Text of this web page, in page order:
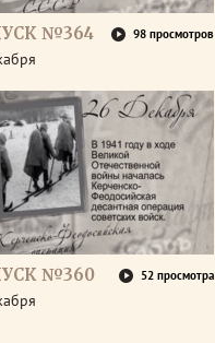
№364 98 просмотров
№360 52 просмотра